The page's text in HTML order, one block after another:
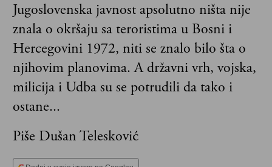
Jugoslovenska javnost apsolutno ništa nije
znala o okršaju sa teroristima u Bosni i
Hercegovini 1972, niti se znalo bilo šta o
njihovim planovima. A državni vrh, vojska,
milicija i Udba su se potrudili da tako i
ostane...
Piše Dušan Telesković